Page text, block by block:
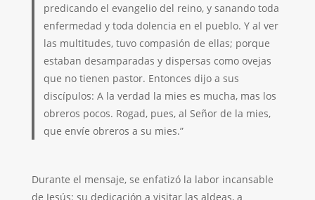
predicando el evangelio del reino, y sanando toda
enfermedad y toda dolencia en el pueblo. Y al ver
las multitudes, tuvo compasión de ellas; porque
estaban desamparadas y dispersas como ovejas
que no tienen pastor. Entonces dijo a sus
discípulos: A la verdad la mies es mucha, mas los
obreros pocos. Rogad, pues, al Señor de la mies,
que envíe obreros a su mies.”
Durante el mensaje, se enfatizó la labor incansable
de Jesús: su dedicación a visitar las aldeas, a